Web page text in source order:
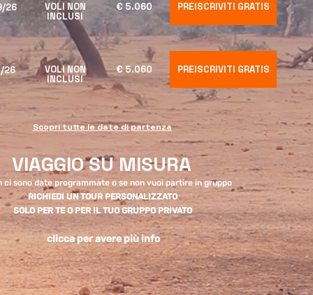
26
VOLI NON
INCLUSI
€ 5.060 PREISCRIVITI GRATIS
26
VOLI NON
INCLUSI
€ 5.060 PREISCRIVITI GRATIS
Scopri tutte le date di partenza
VIAGGIO SU MISURA
ci sono date programmate o se non vuoi partire in gruppo
RICHIEDI UN TOUR PERSONALIZZATO
SOLO PER TE O PER IL TUO GRUPPO PRIVATO
clicca per avere più info